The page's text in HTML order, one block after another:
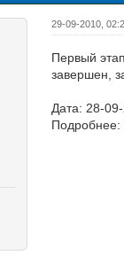
29-09-2010,
Первый
завершен,
Дата: 28-
Подробнее: